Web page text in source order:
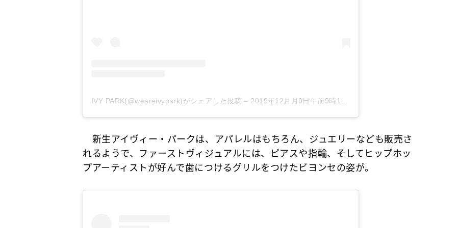
IVY PARK(@weareivypark)がシェアした投稿 – 2019年12月月9日午前9時17分PST
新生アイヴィー・パークは、アパレルはもちろん、ジュエリーなども販売さ
れるようで、ファーストヴィジュアルには、ピアスや指輪、そしてヒップホッ
プアーティストが好んで歯につけるグリルをつけたビヨンセの姿が。